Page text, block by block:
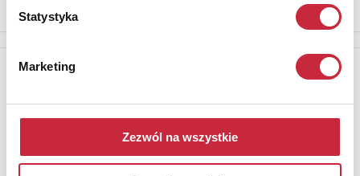
Statystyka
Marketing
Zezwól na wszystkie